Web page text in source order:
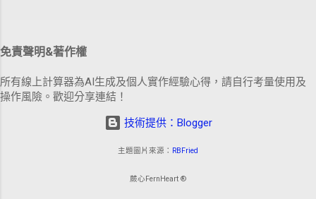
免責聲明&著作權
所有線上計算器為AI生成及個人實作經驗心得，請自行考量使用及
操作風險。歡迎分享連結！
技術提供：Blogger
主題圖片來源： RBFried
蕨心FernHeart ®